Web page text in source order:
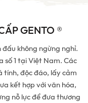
GENTO ®
không ngừng nghỉ.
số 1 tại Việt Nam. Các
tính, độc đáo, lấy cảm
kết hợp với văn hóa,
nỗ lực để đưa thương